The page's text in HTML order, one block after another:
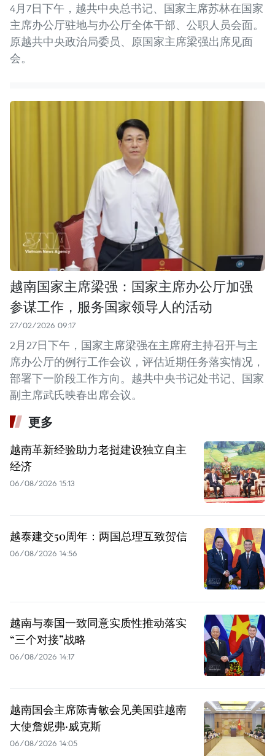
4月7日下午，越共中央总书记、国家主席苏林在国家
主席办公厅驻地与办公厅全体干部、公职人员会面。
原越共中央政治局委员、原国家主席梁强出席见面
会。
越南国家主席梁强：国家主席办公厅加强
参谋工作，服务国家领导人的活动
27/02/2026 09:17
2月27日下午，国家主席梁强在主席府主持召开与主
席办公厅的例行工作会议，评估近期任务落实情况，
部署下一阶段工作方向。越共中央书记处书记、国家
副主席武氏映春出席会议。
更多
越南革新经验助力老挝建设独立自主
经济
06/08/2026 15:13
越泰建交50周年：两国总理互致贺信
06/08/2026 14:56
越南与泰国一致同意实质性推动落实
“三个对接”战略
06/08/2026 14:17
越南国会主席陈青敏会见美国驻越南
大使詹妮弗·威克斯
06/08/2026 14:05